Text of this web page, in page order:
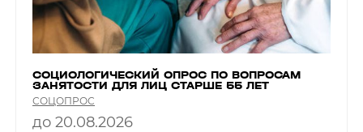
СОЦИОЛОГИЧЕСКИЙ ОПРОС ПО ВОПРОСАМ
ЗАНЯТОСТИ ДЛЯ ЛИЦ СТАРШЕ 55 ЛЕТ
СОЦОПРОС
до 20.08.2026